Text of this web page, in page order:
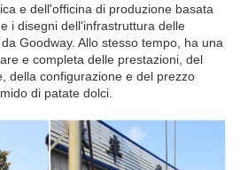
e dell'officina di produzione basata
i disegni dell'infrastruttura delle
Goodway. Allo stesso tempo, ha una
e completa delle prestazioni, del
della configurazione e del prezzo
di patate dolci.